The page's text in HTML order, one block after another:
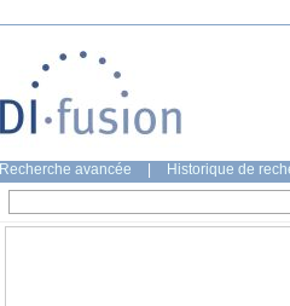
Recherche avancée Historique de